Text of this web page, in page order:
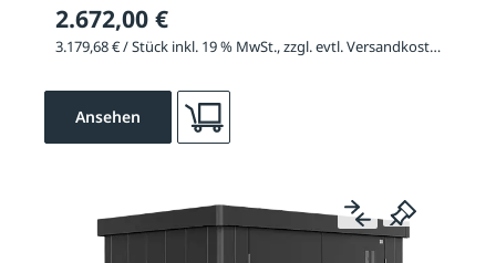
2.672,00 €
3.179,68 € / Stück inkl. 19 % MwSt., zzgl. evtl. Versandkosten
Ansehen